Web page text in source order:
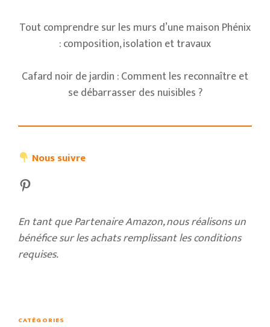
Tout comprendre sur les murs d’une maison Phénix
: composition, isolation et travaux
Cafard noir de jardin : Comment les reconnaître et
se débarrasser des nuisibles ?
Nous suivre
Pinterest
En tant que Partenaire Amazon, nous réalisons un
bénéfice sur les achats remplissant les conditions
requises.
CATÉGORIES